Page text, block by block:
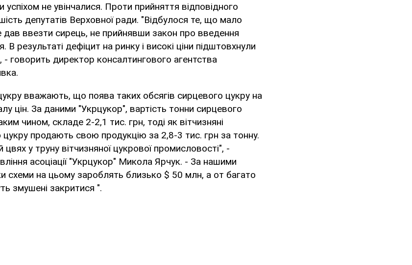
успіхом не увінчалися. Проти прийняття відповідного
депутатів Верховної ради. "Відбулося те, що мало
дав ввезти сирець, не прийнявши закон про введення
В результаті дефіцит на ринку і високі ціни підштовхнули
говорить директор консалтингового агентства
вважають, що поява таких обсягів сирцевого цукру на
цін. За даними "Укрцукор", вартість тонни сирцевого
чином, складе 2-2,1 тис. грн, тоді як вітчизняні
продають свою продукцію за 2,8-3 тис. грн за тонну.
у труну вітчизняної цукрової промисловості", -
асоціації "Укрцукор" Микола Ярчук. - За нашими
схеми на цьому зароблять близько $ 50 млн, а от багато
змушені закритися ".